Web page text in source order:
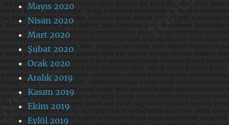
Mayıs 2020
Nisan 2020
Mart 2020
Şubat 2020
Ocak 2020
Aralık 2019
Kasım 2019
Ekim 2019
Eylül 2019